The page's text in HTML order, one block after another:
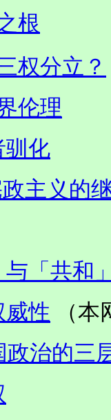
根
权分立？
伦理
驯化
主义的
与「共和
性
（
治的三